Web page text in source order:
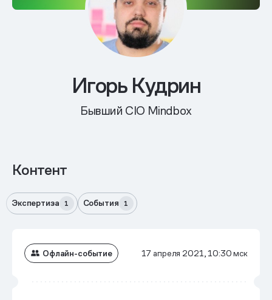
Игорь Кудрин
Бывший CIO Mindbox
Контент
Экспертиза 1 События 1
Офлайн-событие 17 апреля 2021, 10:30 мск